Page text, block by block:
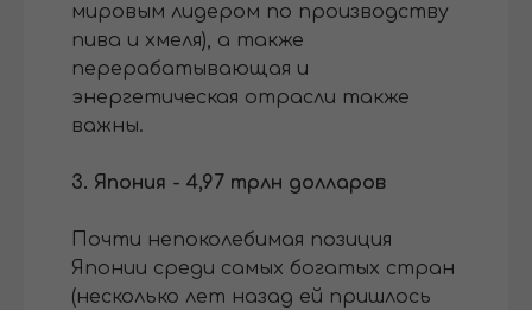
мировым лидером по производству
пива и хмеля), а также
перерабатывающая и
энергетическая отрасли также
важны.
3. Япония - 4,97 трлн долларов
Почти непоколебимая позиция
Японии среди самых богатых стран
(несколько лет назад ей пришлось